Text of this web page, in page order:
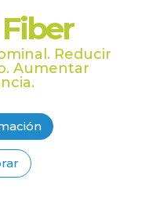
Reducir
Aumentar